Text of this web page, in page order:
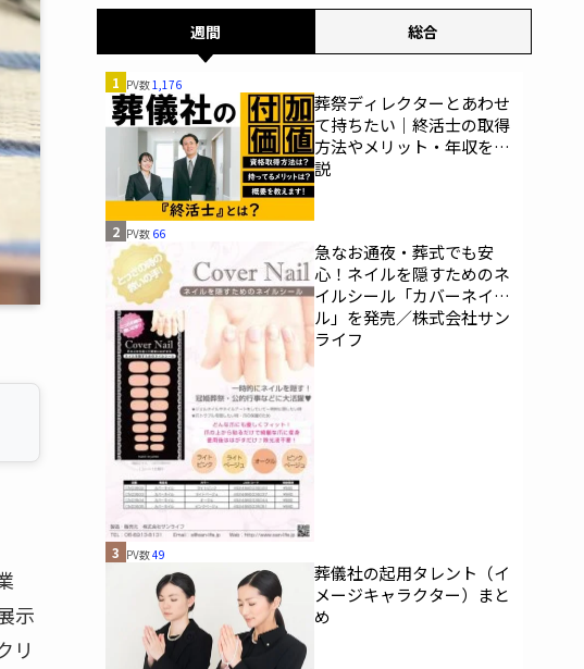
示
リ
週間 総合
1 PV数1,176
葬祭ディレクターとあわせ
て持ちたい｜終活士の取得
方法やメリット・年収を解
説
2 PV数 66
急なお通夜・葬式でも安
心！ネイルを隠すためのネ
イルシール「カバーネイ
ル」を発売／株式会社サン
ライフ
3 PV数49
葬儀社の起用タレント（イ
メージキャラクター）まと
め